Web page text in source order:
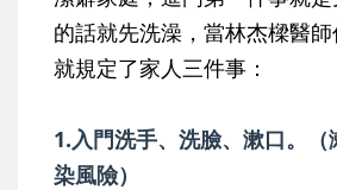
的話就先洗澡，當林杰樑醫
就規定了家人三件事：
1.入門洗手、洗臉、漱口。
染風險）